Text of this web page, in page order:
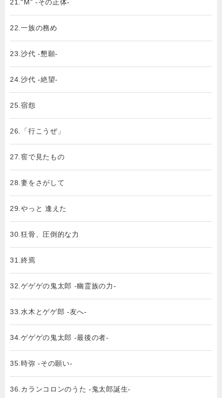
21.“M” -その正体-
22.一族の務め
23.沙代 -懇願-
24.沙代 -絶望-
25.宿怨
26.「行こうぜ」
27.窖で見たもの
28.妻をさがして
29.やっと 逢えた
30.狂骨、圧倒的な力
31.終焉
32.ゲゲゲの鬼太郎 -幽霊族の力-
33.水木とゲゲ郎 -友へ-
34.ゲゲゲの鬼太郎 -最後の者-
35.時弥 -その願い-
36.カランコロンのうた -鬼太郎誕生-